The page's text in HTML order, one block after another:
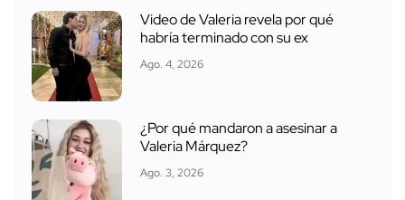
Video de Valeria revela por qué
habría terminado con su ex
Ago. 4, 2026
¿Por qué mandaron a asesinar a
Valeria Márquez?
Ago. 3, 2026